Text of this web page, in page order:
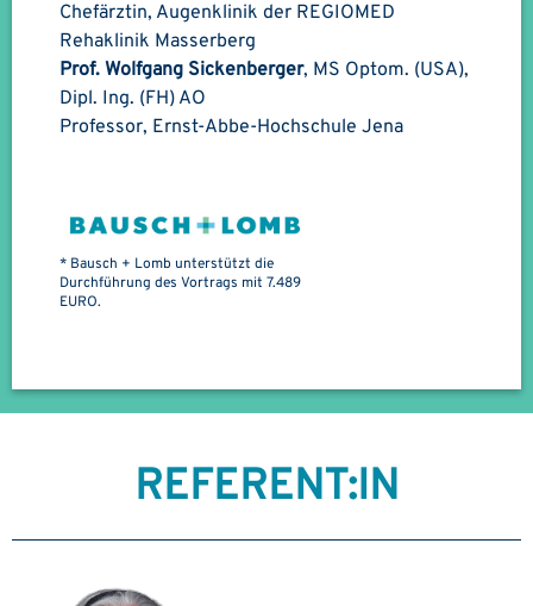
Chefärztin, Augenklinik der REGIOMED
Rehaklinik Masserberg
Prof. Wolfgang Sickenberger, MS Optom. (USA),
Dipl. Ing. (FH) AO
Professor, Ernst-Abbe-Hochschule Jena
* Bausch + Lomb unterstützt die
Durchführung des Vortrags mit 7.489
EURO.
REFERENT:IN